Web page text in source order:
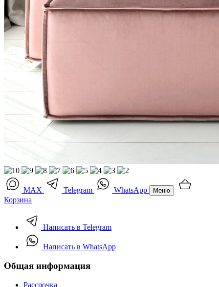
MAX Telegram WhatsApp Меню
Корзина
Написать в Telegram
Написать в WhatsApp
Общая информация
Рассрочка